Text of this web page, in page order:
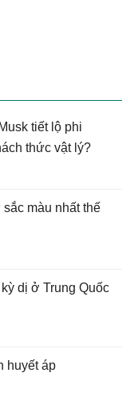
tiết lộ phi
thức vật lý?
màu nhất thế
dị ở Trung Quốc
huyết áp